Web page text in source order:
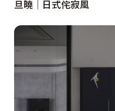
旦曉│日式侘寂風